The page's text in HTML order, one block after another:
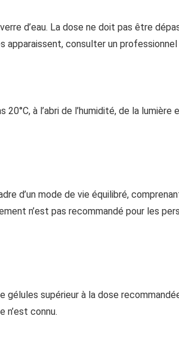
d’eau. La dose ne doit pas être
consulter un professionnel
à l’abri de l’humidité, de la lumière
d’un mode de vie équilibré,
n’est pas recommandé pour les
supérieur à la dose
connu.